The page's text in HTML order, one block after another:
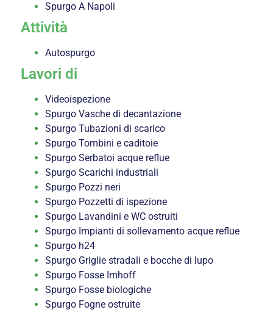
Spurgo A Napoli
Attività
Autospurgo
Lavori di
Videoispezione
Spurgo Vasche di decantazione
Spurgo Tubazioni di scarico
Spurgo Tombini e caditoie
Spurgo Serbatoi acque reflue
Spurgo Scarichi industriali
Spurgo Pozzi neri
Spurgo Pozzetti di ispezione
Spurgo Lavandini e WC ostruiti
Spurgo Impianti di sollevamento acque reflue
Spurgo h24
Spurgo Griglie stradali e bocche di lupo
Spurgo Fosse Imhoff
Spurgo Fosse biologiche
Spurgo Fogne ostruite